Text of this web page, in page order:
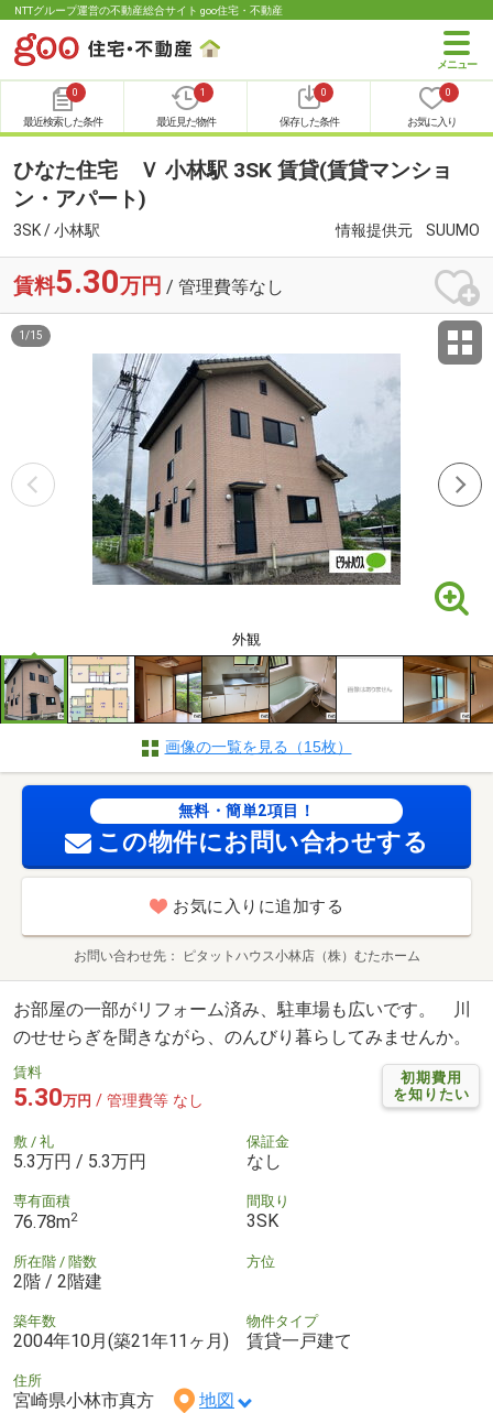
NTTグループ運営の不動産総合サイト goo住宅・不動産
0
最近検索した条件
1
最近見た物件
0
保存した条件
0
お気に入り
ひなた住宅 Ｖ 小林駅 3SK 賃貸(賃貸マンショ
ン・アパート)
3SK / 小林駅 情報提供元 SUUMO
賃料5.30万円 / 管理費等なし
外観
1 /15
画像の一覧を見る（15枚）
無料・簡単2項目！
この物件にお問い合わせする
お気に入りに追加する
お問い合わせ先 ピタットハウス小林店（株）むたホーム
お部屋の一部がリフォーム済み、駐車場も広いです。 川
のせせらぎを聞きながら、のんびり暮らしてみませんか。
初期費用
を知りたい
賃料
5.30万円 / 管理費等 なし
敷 / 礼
5.3万円 / 5.3万円
保証金
なし
専有面積
76.78m2
間取り
3SK
所在階 / 階数
2階 / 2階建
方位
築年数
2004年10月(築21年11ヶ月)
物件タイプ
賃貸一戸建て
住所
宮崎県小林市真方 地図